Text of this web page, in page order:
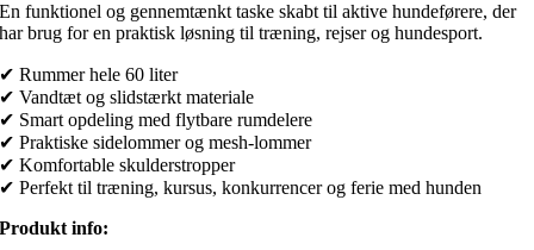
En funktionel og gennemtænkt taske skabt til aktive hundeførere, der
har brug for en praktisk løsning til træning, rejser og hundesport.
✔ Rummer hele 60 liter
✔ Vandtæt og slidstærkt materiale
✔ Smart opdeling med flytbare rumdelere
✔ Praktiske sidelommer og mesh-lommer
✔ Komfortable skulderstropper
✔ Perfekt til træning, kursus, konkurrencer og ferie med hunden
Produkt info: